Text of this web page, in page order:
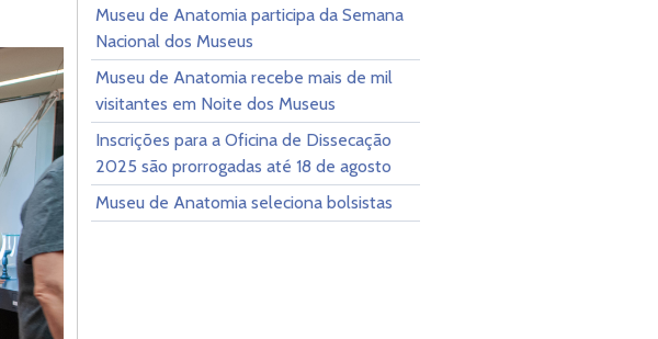
Museu de Anatomia participa da Semana
Nacional dos Museus
Museu de Anatomia recebe mais de mil
visitantes em Noite dos Museus
Inscrições para a Oficina de Dissecação
2025 são prorrogadas até 18 de agosto
Museu de Anatomia seleciona bolsistas